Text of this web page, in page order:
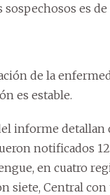
sospechosos es de
de la
es estable.
informe detallan
notificados
en cuatro
siete, Central con